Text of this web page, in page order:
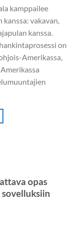
kamppailee
vakavan,
kanssa.
on
Amerikassa,
opas